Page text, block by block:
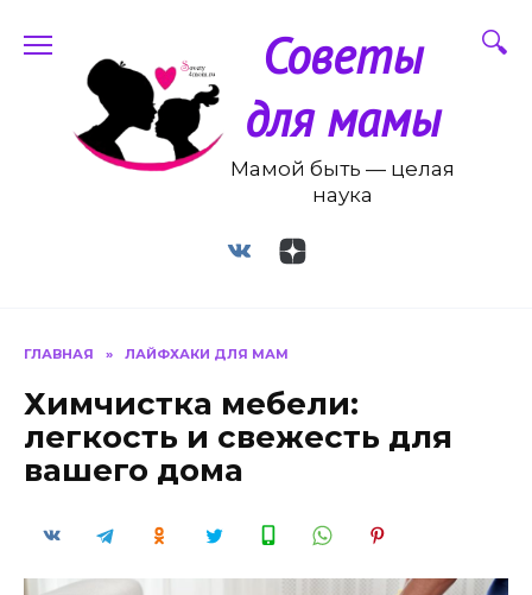
содержанию
Советы
для мамы
Мамой быть — целая
наука
ГЛАВНАЯ » ЛАЙФХАКИ ДЛЯ МАМ
Химчистка мебели:
легкость и свежесть для
вашего дома